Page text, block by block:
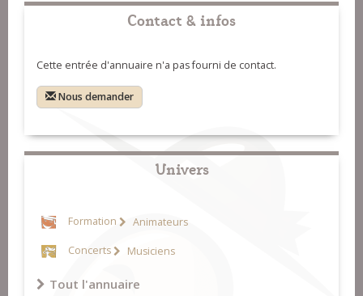
Contact & infos
Cette entrée d'annuaire n'a pas fourni de contact.
Nous demander
Univers
Formation Animateurs
Concerts Musiciens
Tout l'annuaire